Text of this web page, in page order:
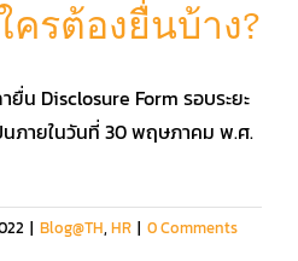
ครต้องยื่นบ้าง?
ยื่น Disclosure Form รอบระยะ
นภายในวันที่ 30 พฤษภาคม พ.ศ.
| Blog@TH, HR | 0 Comments